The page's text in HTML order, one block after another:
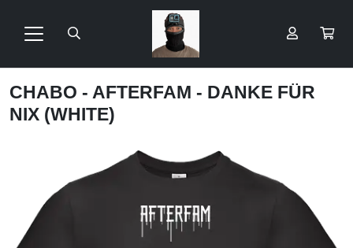
CHABO - AFTERFAM - DANKE FÜR
NIX (WHITE)